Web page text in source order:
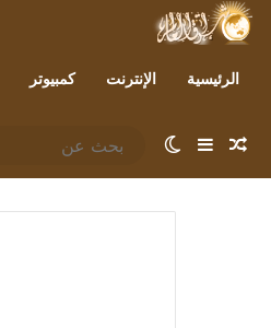
الرئيسية الإنترنت كمبيوتر
مقال عشوائي
إضافة عمود جانبي
الوضع المظلم